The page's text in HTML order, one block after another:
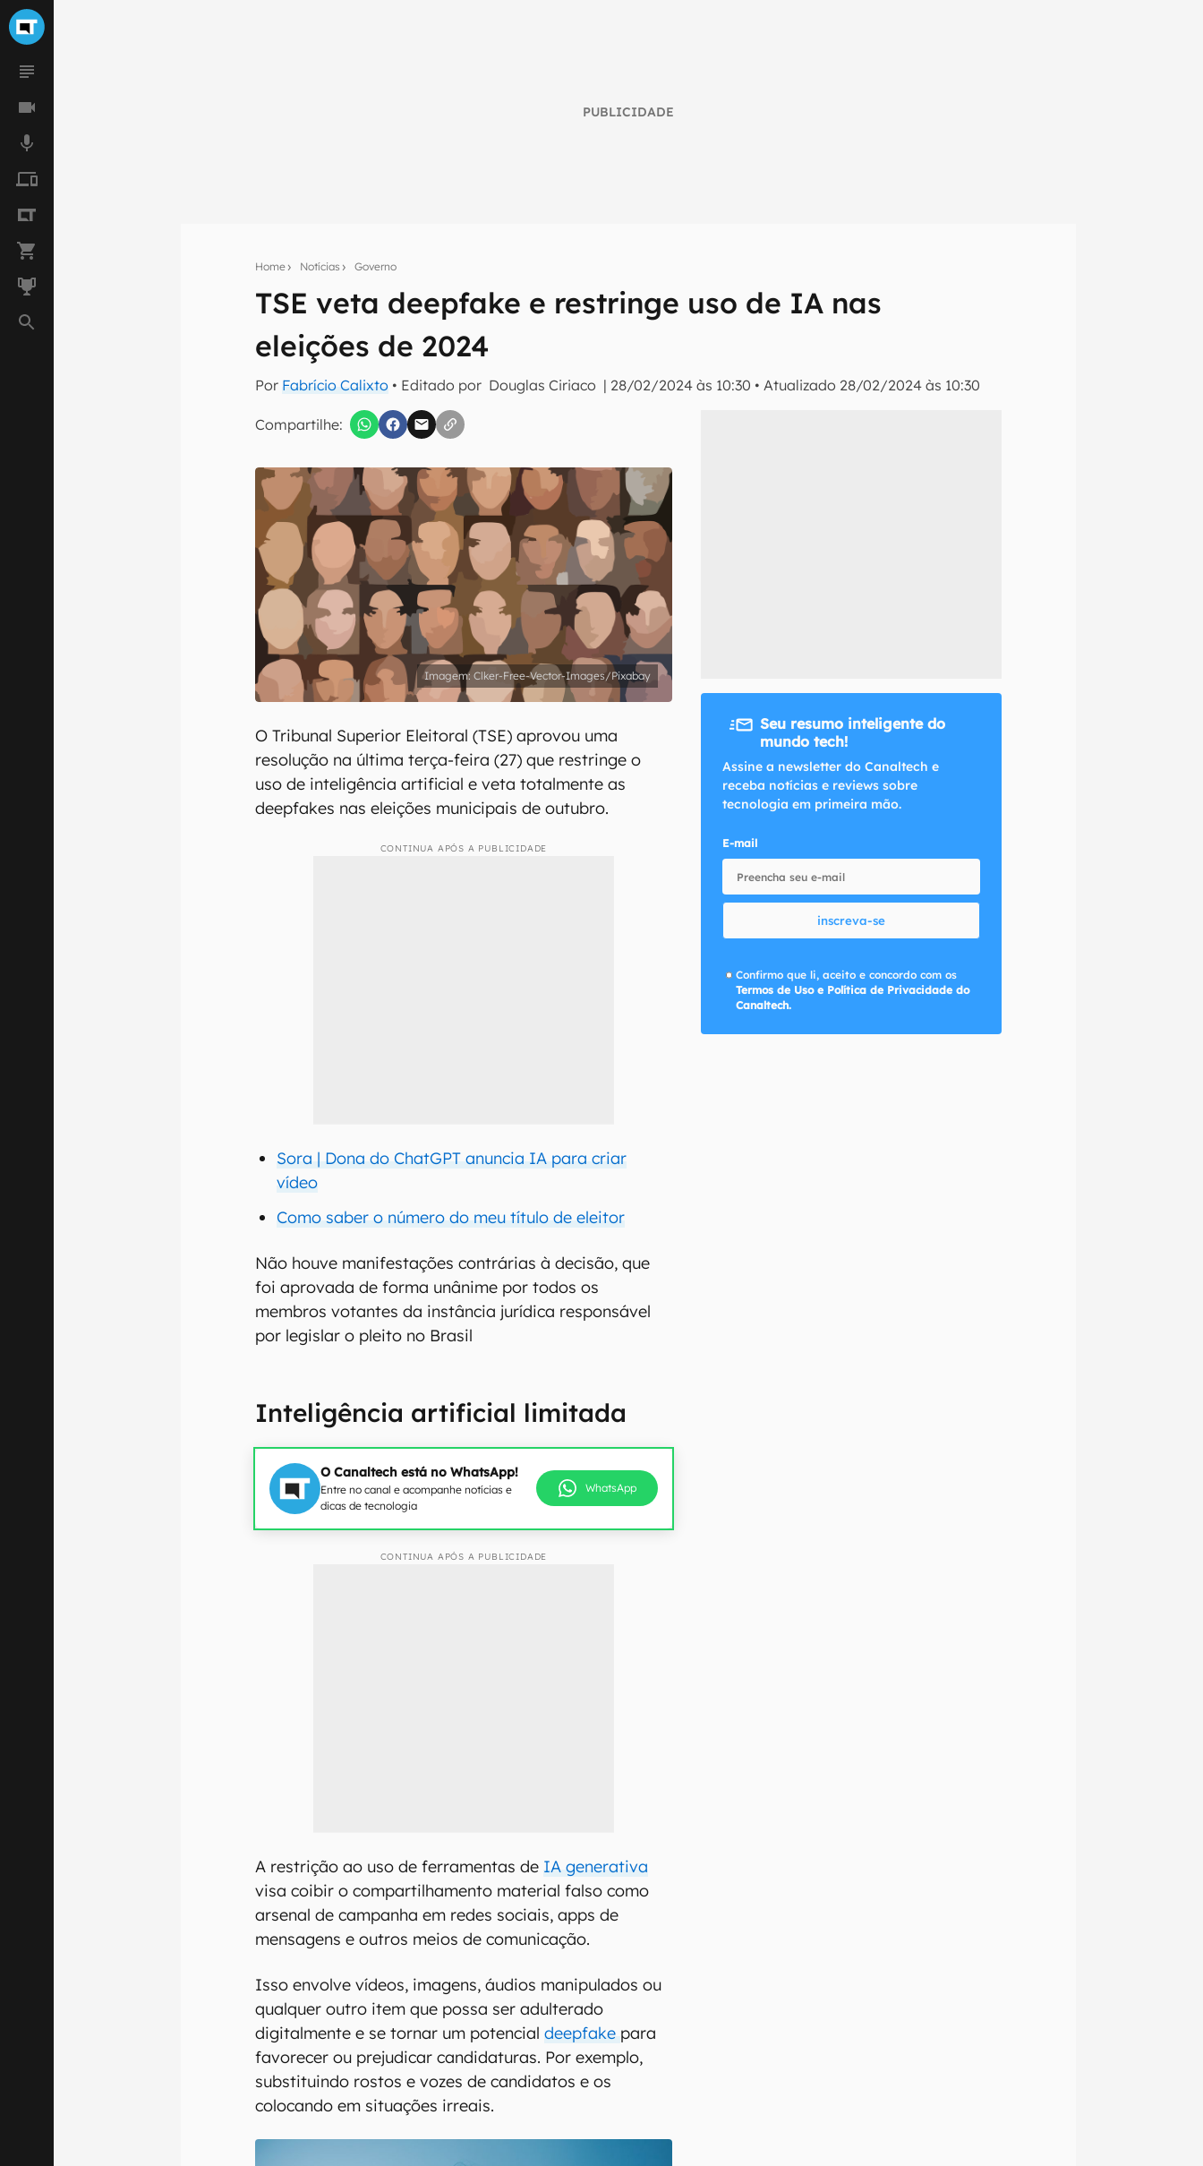
PUBLICIDADE
Home Notícias Governo
TSE veta deepfake e restringe uso de IA nas
eleições de 2024
Por Fabrício Calixto • Editado por Douglas Ciriaco | 28/02/2024 às 10:30 •Atualizado 28/02/2024 às 10:30
Compartilhe:
Seu resumo inteligente do mundo tech!
Assine a newsletter do Canaltech e receba notícias e reviews sobre tecnologia em primeira
mão.
inscreva-se
Confirmo que li, aceito e concordo com os Termos de Uso e Política de Privacidade do Canaltech.
Clker-Free-Vector-Images/Pixabay
O Tribunal Superior Eleitoral (TSE) aprovou uma
resolução na última terça-feira (27) que restringe o
uso de inteligência artificial e veta totalmente as
deepfakes nas eleições municipais de outubro.
CONTINUA APÓS A PUBLICIDADE
Sora | Dona do ChatGPT anuncia IA para criar
vídeo
Como saber o número do meu título de eleitor
Não houve manifestações contrárias à decisão, que
foi aprovada de forma unânime por todos os
membros votantes da instância jurídica responsável
por legislar o pleito no Brasil
Inteligência artificial limitada
O Canaltech está no WhatsApp!
Entre no canal e acompanhe notícias e
dicas de tecnologia
WhatsApp
CONTINUA APÓS A PUBLICIDADE
A restrição ao uso de ferramentas de IA generativa
visa coibir o compartilhamento material falso como
arsenal de campanha em redes sociais, apps de
mensagens e outros meios de comunicação.
Isso envolve vídeos, imagens, áudios manipulados ou
qualquer outro item que possa ser adulterado
digitalmente e se tornar um potencialdeepfake para
favorecer ou prejudicar candidaturas. Por exemplo,
substituindo rostos e vozes de candidatos e os
colocando em situações irreais.
Seu resumo inteligente do
mundo tech!
Assine a newsletter do Canaltech e
receba notícias e reviews sobre
tecnologia em primeira mão.
E-mail
inscreva-se
Confirmo que li, aceito e concordo com os
Termos de Uso e Política de Privacidade do
Canaltech.